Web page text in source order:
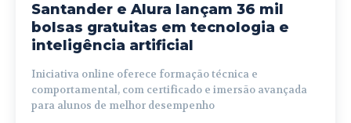
Santander e Alura lançam 36 mil
bolsas gratuitas em tecnologia e
inteligência artificial
Iniciativa online oferece formação técnica e
comportamental, com certificado e imersão avançada
para alunos de melhor desempenho